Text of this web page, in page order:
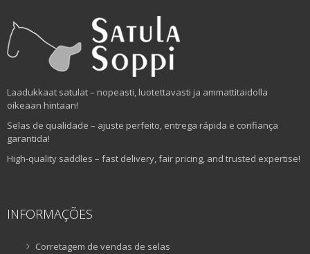
Laadukkaat satulat – nopeasti, luotettavasti ja ammattitaidolla
oikeaan hintaan!
Selas de qualidade – ajuste perfeito, entrega rápida e confiança
garantida!
High-quality saddles – fast delivery, fair pricing, and trusted expertise!
INFORMAÇÕES
Corretagem de vendas de selas